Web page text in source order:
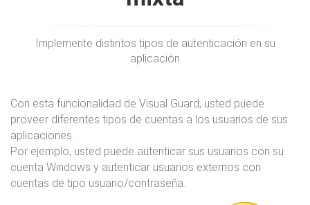
Implemente distintos tipos de autenticación en su
aplicación
Con esta funcionalidad de Visual Guard, usted puede
proveer diferentes tipos de cuentas a los usuarios de sus
aplicaciones.
Por ejemplo, usted puede autenticar sus usuarios con su
cuenta Windows y autenticar usuarios externos con
cuentas de tipo usuario/contraseña.